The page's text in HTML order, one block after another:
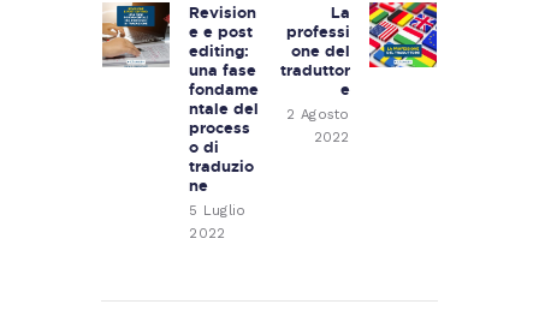
Previous
post:
Revision
e e post
editing:
una fase
fondame
ntale del
process
o di
traduzio
ne
5 Luglio
2022
Next
post:
La
professi
one del
traduttor
e
2 Agosto
2022